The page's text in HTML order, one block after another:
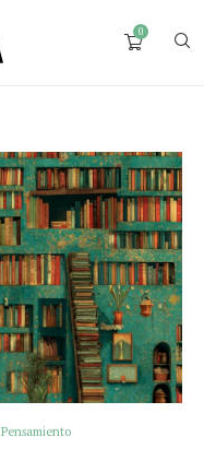
0
Pensamiento